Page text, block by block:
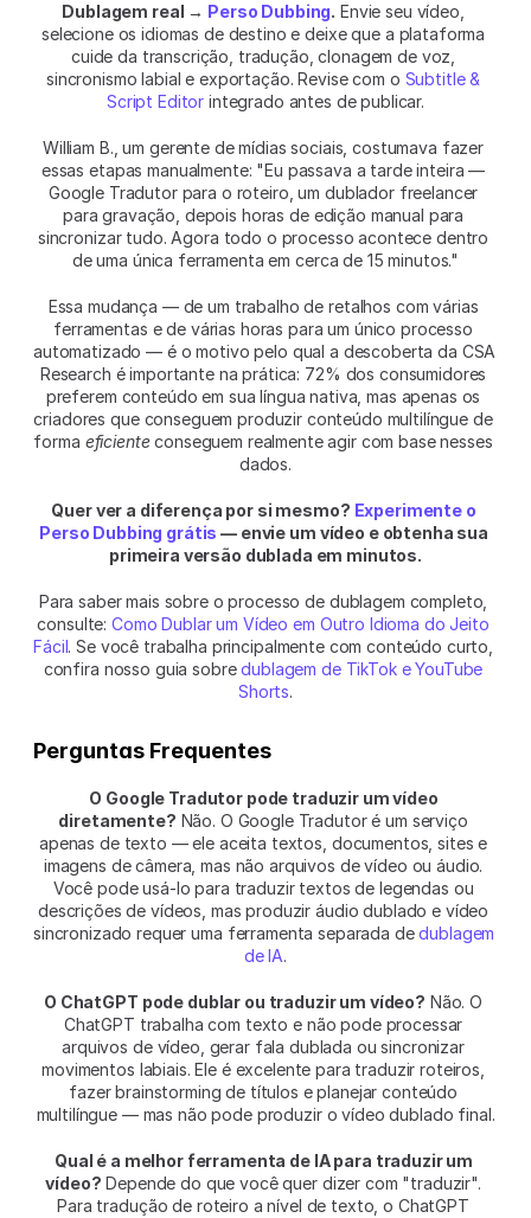
Dublagem real → Perso Dubbing. Envie seu vídeo,
selecione os idiomas de destino e deixe que a plataforma
cuide da transcrição, tradução, clonagem de voz,
sincronismo labial e exportação. Revise com o Subtitle &
Script Editor integrado antes de publicar.
William B., um gerente de mídias sociais, costumava fazer
essas etapas manualmente: "Eu passava a tarde inteira —
Google Tradutor para o roteiro, um dublador freelancer
para gravação, depois horas de edição manual para
sincronizar tudo. Agora todo o processo acontece dentro
de uma única ferramenta em cerca de 15 minutos."
Essa mudança — de um trabalho de retalhos com várias
ferramentas e de várias horas para um único processo
automatizado — é o motivo pelo qual a descoberta da CSA
Research é importante na prática: 72% dos consumidores
preferem conteúdo em sua língua nativa, mas apenas os
criadores que conseguem produzir conteúdo multilíngue de
forma eficiente conseguem realmente agir com base nesses
dados.
Quer ver a diferença por si mesmo? Experimente o
Perso Dubbing grátis — envie um vídeo e obtenha sua
primeira versão dublada em minutos.
Para saber mais sobre o processo de dublagem completo,
consulte: Como Dublar um Vídeo em Outro Idioma do Jeito
Fácil. Se você trabalha principalmente com conteúdo curto,
confira nosso guia sobre dublagem de TikTok e YouTube
Shorts.
Perguntas Frequentes
O Google Tradutor pode traduzir um vídeo
diretamente? Não. O Google Tradutor é um serviço
apenas de texto — ele aceita textos, documentos, sites e
imagens de câmera, mas não arquivos de vídeo ou áudio.
Você pode usá-lo para traduzir textos de legendas ou
descrições de vídeos, mas produzir áudio dublado e vídeo
sincronizado requer uma ferramenta separada de dublagem
de IA.
O ChatGPT pode dublar ou traduzir um vídeo? Não. O
ChatGPT trabalha com texto e não pode processar
arquivos de vídeo, gerar fala dublada ou sincronizar
movimentos labiais. Ele é excelente para traduzir roteiros,
fazer brainstorming de títulos e planejar conteúdo
multilíngue — mas não pode produzir o vídeo dublado final.
Qual é a melhor ferramenta de IA para traduzir um
vídeo? Depende do que você quer dizer com "traduzir".
Para tradução de roteiro a nível de texto, o ChatGPT